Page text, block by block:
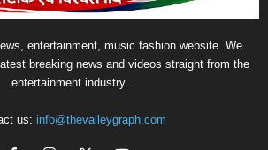
entertainment, music fashion website. We
breaking news and videos straight from the
entertainment industry.
us: info@thevalleygraph.com